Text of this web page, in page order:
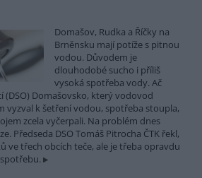
Domašov, Rudka a Říčky na
Brněnsku mají potíže s pitnou
vodou. Důvodem je
dlouhodobé sucho i příliš
vysoká spotřeba vody. Ač
(DSO) Domašovsko, který vodovod
vyzval k šetření vodou, spotřeba stoupla,
zcela vyčerpali. Na problém dnes
Předseda DSO Tomáš Pitrocha ČTK řekl,
ve třech obcích teče, ale je třeba opravdu